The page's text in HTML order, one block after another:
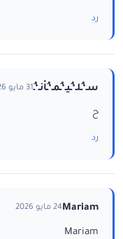
رد
سـ‘ـُلـ‘ـُيـ‘ـُمـ‘ـُاْنـ‘ـُ31 مايو 2026
ح
رد
Mariam24 مايو 2026
Mariam